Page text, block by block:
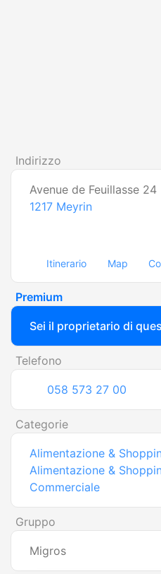
Indirizzo
Avenue de Feuillasse 24
1217 Meyrin
Itinerario Map
Premium
Sei il proprietario di
Telefono
058 573 27 00
Categorie
Alimentazione &
Alimentazione &
Commerciale
Gruppo
Migros